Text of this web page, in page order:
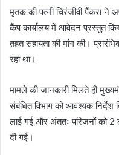
मृतक की पत्नी चिरंजीवी पैंकरा ने
कैंप कार्यालय में आवेदन प्रस्तुत
तहत सहायता की मांग की।
रहा था।
मामले की जानकारी मिलते ही
संबंधित विभाग को आवश्यक
लाई गई और अंततः परिजनों को 2
दी गई।